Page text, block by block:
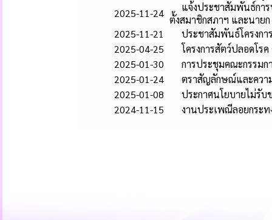
2025-11-24
แจ้งประชาสัมพันธ์กา
ตั้งสมาชิกสภาฯ และนาย
2025-11-21
ประชาสัมพันธ์โครงกา
2025-04-25
โครงการสัตว์ปลอดโ
2025-01-30
การประชุมคณะกรรม
2025-01-24
ตราสัญลักษณ์และควา
2025-01-08
ประกาศนโยบายไม่รั
2024-11-15
งานประเพณีลอยกระ